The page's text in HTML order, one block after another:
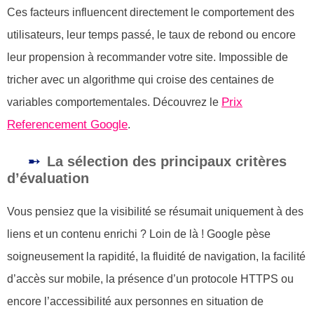
Ces facteurs influencent directement le comportement des
utilisateurs, leur temps passé, le taux de rebond ou encore
leur propension à recommander votre site. Impossible de
tricher avec un algorithme qui croise des centaines de
variables comportementales. Découvrez le Prix
Referencement Google.
La sélection des principaux critères
d’évaluation
Vous pensiez que la visibilité se résumait uniquement à des
liens et un contenu enrichi ? Loin de là ! Google pèse
soigneusement la rapidité, la fluidité de navigation, la facilité
d’accès sur mobile, la présence d’un protocole HTTPS ou
encore l’accessibilité aux personnes en situation de